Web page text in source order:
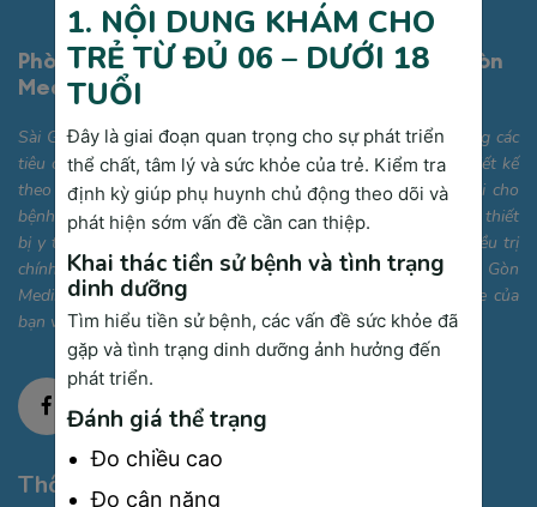
Phòng Khám Đa Khoa Công Nghệ Cao Sài Gòn
Medik
Sài Gòn Medik được trang bị cơ sở vật chất hiện đại, đáp ứng các
tiêu chuẩn quốc tế với các phòng khám chuyên khoa được thiết kế
theo hướng thân thiện, tiện nghi và tối ưu hóa sự thoải mái cho
bệnh nhân. Bên cạnh đó, chúng tôi sở hữu hệ thống máy móc, thiết
bị y tế công nghệ cao, giúp hỗ trợ quá trình chẩn đoán và điều trị
chính xác, nhanh chóng. Phòng khám Đa khoa Cao cấp Sài Gòn
Medik mong muốn trở thành điểm đến tin cậy cho sức khỏe của
bạn và gia đình.
Thông tin cần biết
1. NỘI DUNG KHÁM CHO
TRẺ TỪ ĐỦ 06 – DƯỚI 18
TUỔI
Đây là giai đoạn quan trọng cho sự phát triển
thể chất, tâm lý và sức khỏe của trẻ. Kiểm tra
định kỳ giúp phụ huynh chủ động theo dõi và
phát hiện sớm vấn đề cần can thiệp.
Khai thác tiền sử bệnh và tình trạng
dinh dưỡng
Tìm hiểu tiền sử bệnh, các vấn đề sức khỏe đã
gặp và tình trạng dinh dưỡng ảnh hưởng đến
phát triển.
Đánh giá thể trạng
Đo chiều cao
Đo cân nặng